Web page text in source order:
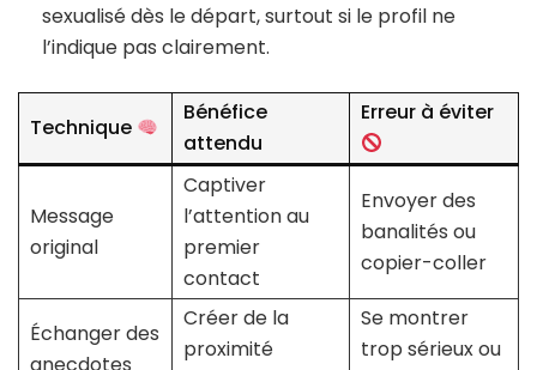
sexualisé dès le départ, surtout si le profil ne
l’indique pas clairement.
Technique
Bénéfice
attendu
Erreur à éviter
Message
original
Captiver
l’attention au
premier
contact
Envoyer des
banalités ou
copier-coller
Échanger des
Créer de la
proximité
Se montrer
trop sérieux ou